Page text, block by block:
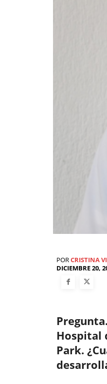
PORCRISTINA
DICIEMBRE 20,
Hospital
Park.